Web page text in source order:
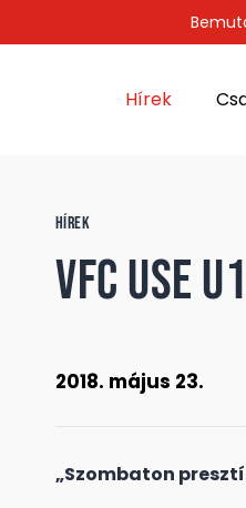
Hírek
HÍREK
VFC USE
2018. május 23.
„Szombaton